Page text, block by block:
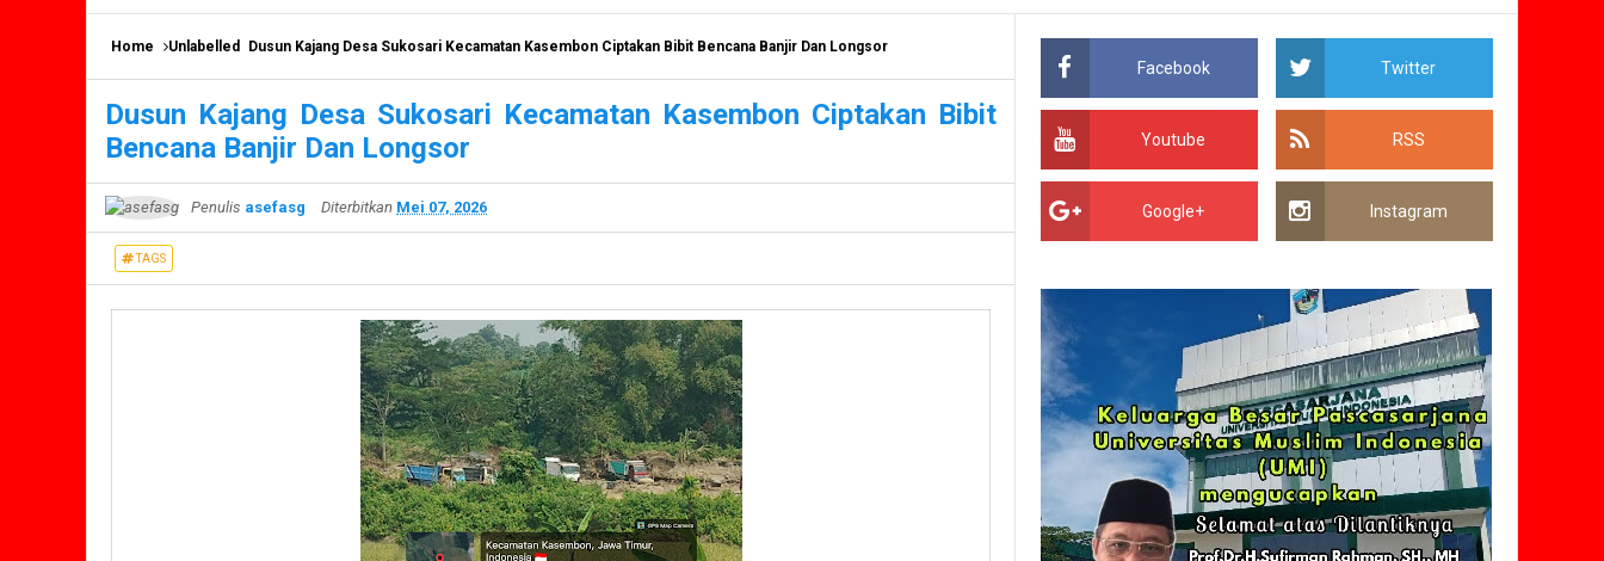
Home Unlabelled Dusun Kajang Desa Sukosari Kecamatan Kasembon Ciptakan Bibit Bencana Banjir Dan Longsor
Dusun Kajang Desa Sukosari Kecamatan Kasembon Ciptakan Bibit
Bencana Banjir Dan Longsor
Penulis asefasg Diterbitkan Mei 07, 2026
TAGS
Facebook Twitter
Youtube RSS
Google+ Instagram